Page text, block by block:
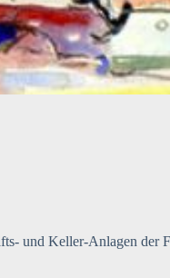
und Keller-Anlagen